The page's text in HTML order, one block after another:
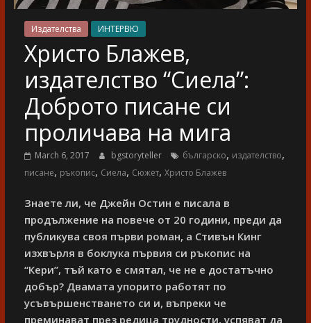
Издателства ИНТЕРВЮ
Христо Блажев,
издателство “Сиела”:
Доброто писане си
проличава на мига
March 6, 2017 bgstoryteller българско, издателство,
писане, ръкопис, Сиела, Сюжет, Христо Блажев
Знаете ли, че Джейн Остин е писала в
продължение на повече от 20 години, преди да
публикува своя първи роман, а Стивън Кинг
изхвърля в боклука първия си ръкопис на
“Кери”, тъй като е смятал, че не е достатъчно
добър? Двамата упорито работят по
усъвършенстването си и, въпреки че
преминават през редица трудности, успяват да